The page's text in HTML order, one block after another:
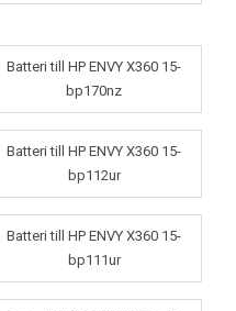
Batteri till HP ENVY X360 15-
bp170nz
Batteri till HP ENVY X360 15-
bp112ur
Batteri till HP ENVY X360 15-
bp111ur